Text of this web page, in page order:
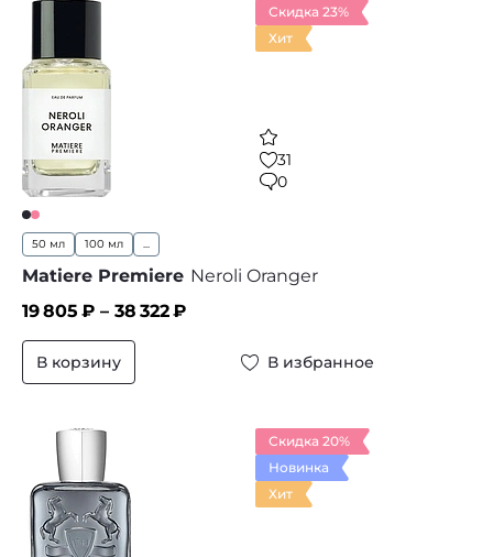
Скидка 23%
Хит
31
0
50 мл 100 мл ...
Matiere Premiere Neroli Oranger
19 805 ₽ – 38 322₽
В корзину В избранное
Скидка 20%
Новинка
Хит